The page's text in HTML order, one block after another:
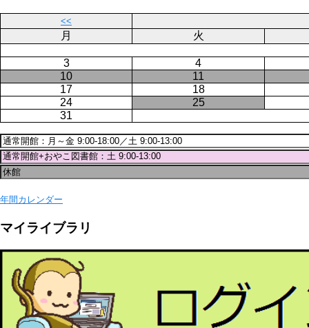
<<
月 火
3
4
10
11
17
18
24
25
31
年間カレンダー
マイライブラリ